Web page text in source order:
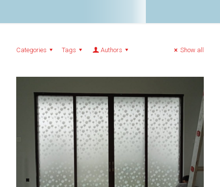
Categories Tags Authors Show all